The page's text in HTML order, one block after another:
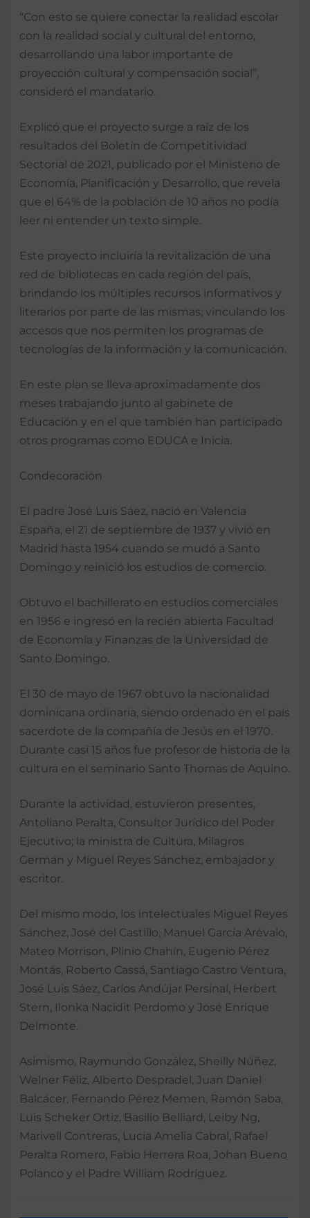
“Con esto se quiere conectar la realidad escolar
con la realidad social y cultural del entorno,
desarrollando una labor importante de
proyección cultural y compensación social”,
consideró el mandatario.
Explicó que el proyecto surge a raíz de los
resultados del Boletín de Competitividad
Sectorial de 2021, publicado por el Ministerio de
Economía, Planificación y Desarrollo, que revela
que el 64% de la población de 10 años no podía
leer ni entender un texto simple.
Este proyecto incluiría la revitalización de una
red de bibliotecas en cada región del país,
brindando los múltiples recursos informativos y
literarios por parte de las mismas; vinculando los
accesos que nos permiten los programas de
tecnologías de la información y la comunicación.
En este plan se lleva aproximadamente dos
meses trabajando junto al gabinete de
Educación y en el que también han participado
otros programas como EDUCA e Inicia.
Condecoración
El padre José Luis Sáez, nació en Valencia
España, el 21 de septiembre de 1937 y vivió en
Madrid hasta 1954 cuando se mudó a Santo
Domingo y reinició los estudios de comercio.
Obtuvo el bachillerato en estudios comerciales
en 1956 e ingresó en la recién abierta Facultad
de Economía y Finanzas de la Universidad de
Santo Domingo.
El 30 de mayo de 1967 obtuvo la nacionalidad
dominicana ordinaria, siendo ordenado en el país
sacerdote de la compañía de Jesús en el 1970.
Durante casi 15 años fue profesor de historia de la
cultura en el seminario Santo Thomas de Aquino.
Durante la actividad, estuvieron presentes,
Antoliano Peralta, Consultor Jurídico del Poder
Ejecutivo; la ministra de Cultura, Milagros
Germán y Miguel Reyes Sánchez, embajador y
escritor.
Del mismo modo, los intelectuales Miguel Reyes
Sánchez, José del Castillo, Manuel García Arévalo,
Mateo Morrison, Plinio Chahín, Eugenio Pérez
Montás, Roberto Cassá, Santiago Castro Ventura,
José Luis Sáez, Carlos Andújar Persinal, Herbert
Stern, Ilonka Nacidit Perdomo y José Enrique
Delmonte.
Asimismo, Raymundo González, Sheilly Núñez,
Welner Féliz, Alberto Despradel, Juan Daniel
Balcácer, Fernando Pérez Memen, Ramón Saba,
Luis Scheker Ortiz, Basilio Belliard, Leiby Ng,
Marivell Contreras, Lucia Amelia Cabral, Rafael
Peralta Romero, Fabio Herrera Roa, Johan Bueno
Polanco y el Padre William Rodríguez.